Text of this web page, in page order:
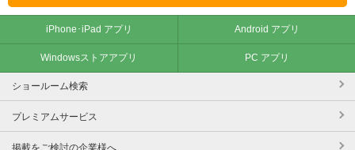
iPhone･iPad アプリ Android アプリ
Windowsストアアプリ PC アプリ
ショールーム検索
プレミアムサービス
掲載をご検討の企業様へ